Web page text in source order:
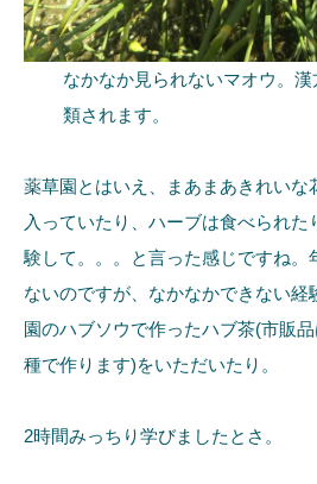
なかなか見られないマオウ。
類されます。
薬草園とはいえ、まあまあきれいな
入っていたり、ハーブは食べられ
験して。。。と言った感じですね。
ないのですが、なかなかできない経
園のハブソウで作ったハブ茶(市販
種で作ります)をいただいたり。
2時間みっちり学びましたとさ。